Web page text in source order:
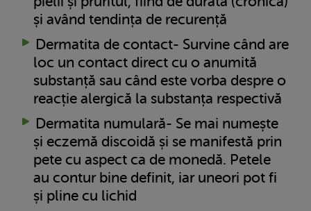
și având tendința de recurență
Dermatita de contact- Survine când are
loc un contact direct cu o anumită
substanță sau când este vorba despre o
reacție alergică la substanța respectivă
Dermatita numulară- Se mai numește
și eczemă discoidă și se manifestă prin
pete cu aspect ca de monedă. Petele
au contur bine definit, iar uneori pot fi
și pline cu lichid